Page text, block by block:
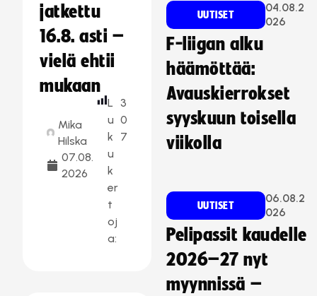
jatkettu
16.8. asti –
vielä ehtii
mukaan
Mika
Hilska
07.08.
2026
L
u
k
u
k
er
t
oj
a:
3
0
7
UUTISET
04.08.2
026
F-liigan alku
häämöttää:
Avauskierrokset
syyskuun toisella
viikolla
UUTISET
06.08.2
026
Pelipassit kaudelle
2026–27 nyt
myynnissä –